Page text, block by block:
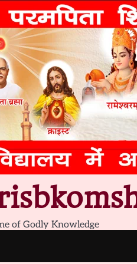
of Godly Knowledge